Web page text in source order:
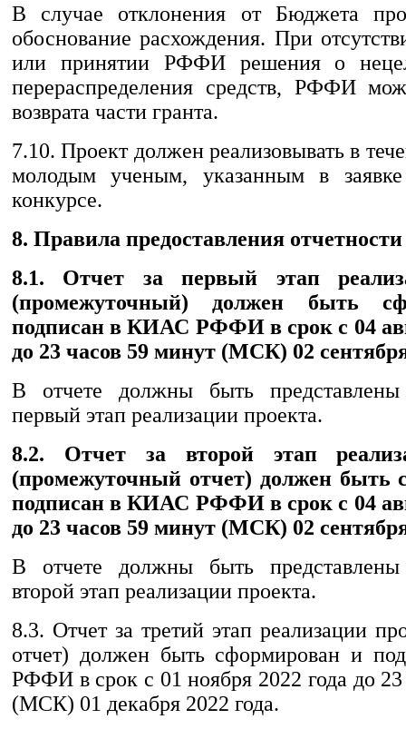
В случае отклонения от Бюджета
обоснование расхождения. При
или принятии РФФИ решения о
перераспределения средств, РФФИ
возврата части гранта.
7.10. Проект должен реализовывать в
молодым ученым, указанным в
конкурсе.
8. Правила предоставления отчетности
8.1. Отчет за первый этап
(промежуточный) должен быть
подписан в КИАС РФФИ в срок с 04
до 23 часов 59 минут (МСК) 02
В отчете должны быть представлены
первый этап реализации проекта.
8.2. Отчет за второй этап
(промежуточный отчет) должен быть
подписан в КИАС РФФИ в срок с 04
до 23 часов 59 минут (МСК) 02
В отчете должны быть представлены
второй этап реализации проекта.
8.3. Отчет за третий этап реализации
отчет) должен быть сформирован и
РФФИ в срок с 01 ноября 2022 года до
(МСК) 01 декабря 2022 года.